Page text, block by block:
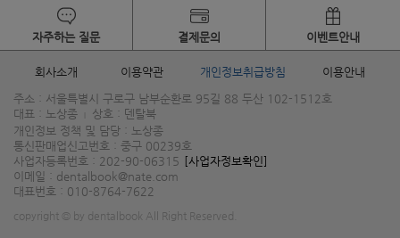
자주하는 질문 결제문의 이벤트안내
회사소개 이용약관 개인정보취급방침
이용안내
주소 : 서울특별시 구로구 남부순환로 95길 88 두산 102-1512호
대표 : 노상종
상호 : 덴탈북
개인정보 정책 및 담당 : 노상종
통신판매업신고번호 : 중구 00239호
사업자등록번호 : 202-90-06315 [사업자정보확인]
이메일 : dentalbook@nate.com
대표번호 : 010-8764-7622
copyright © by dentalbook All Right Reserved.